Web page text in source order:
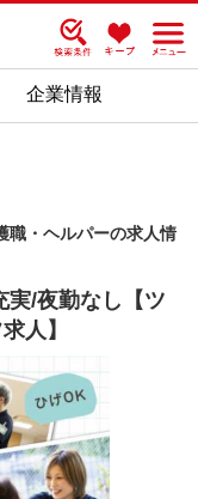
企業情報
職・ヘルパーの求人情
実/夜勤なし【ツ
人】